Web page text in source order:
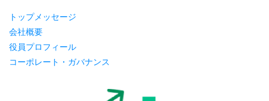
トップメッセージ
会社概要
役員プロフィール
コーポレート・ガバナンス